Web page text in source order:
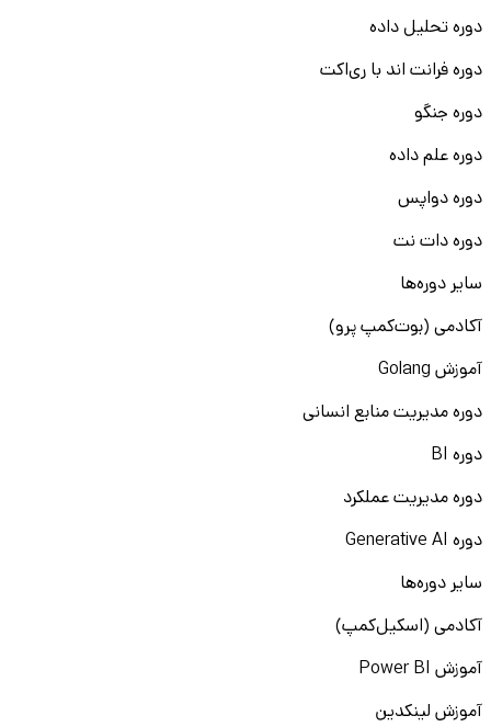
دوره تحلیل داده
دوره فرانت اند با ری‌اکت
دوره جنگو
دوره علم داده
دوره دواپس
دوره دات نت
سایر دوره‌ها
آکادمی (بوت‌کمپ پرو)
آموزش Golang
دوره مدیریت منابع انسانی
دوره BI
دوره مدیریت عملکرد
دوره Generative AI
سایر دوره‌ها
آکادمی (اسکیل‌کمپ)
آموزش Power BI
آموزش لینکدین